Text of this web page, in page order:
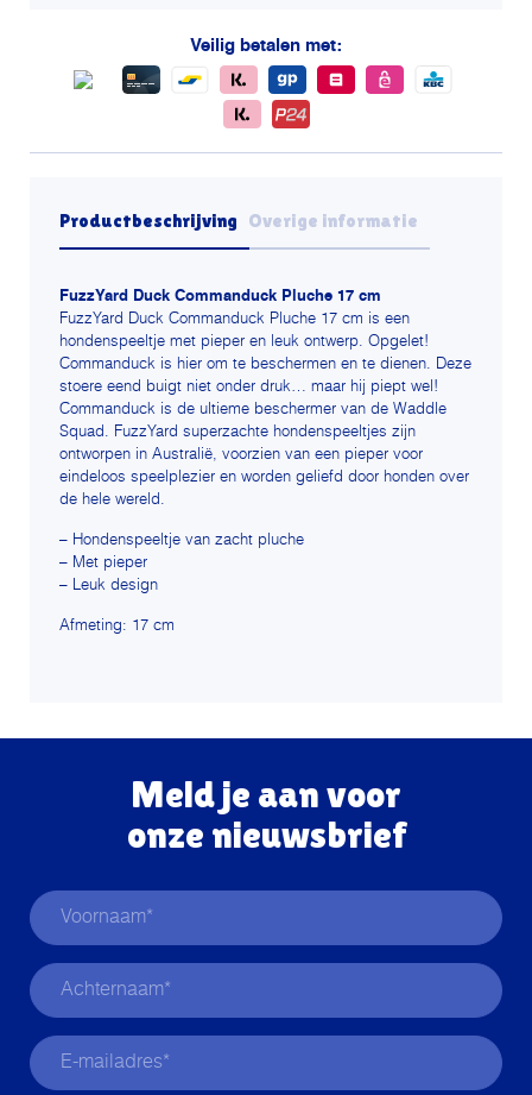
Veilig betalen met:
Productbeschrijving Overige informatie
FuzzYard Duck Commanduck Pluche 17 cm
FuzzYard Duck Commanduck Pluche 17 cm is een
hondenspeeltje met pieper en leuk ontwerp. Opgelet!
Commanduck is hier om te beschermen en te dienen. Deze
stoere eend buigt niet onder druk… maar hij piept wel!
Commanduck is de ultieme beschermer van de Waddle
Squad. FuzzYard superzachte hondenspeeltjes zijn
ontworpen in Australië, voorzien van een pieper voor
eindeloos speelplezier en worden geliefd door honden over
de hele wereld.
– Hondenspeeltje van zacht pluche
– Met pieper
– Leuk design
Afmeting: 17 cm
Meld je aan voor
onze nieuwsbrief